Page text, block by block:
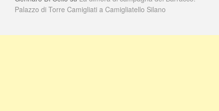
Palazzo di Torre Camigliati a Camigliatello Silano